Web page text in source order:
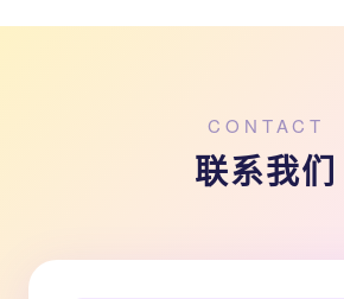
CONTACT
联系我们